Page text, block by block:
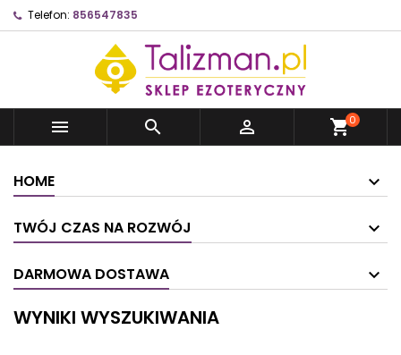
Telefon: 856547835
   shopping_cart0
HOME
TWÓJ CZAS NA ROZWÓJ
DARMOWA DOSTAWA
WYNIKI WYSZUKIWANIA